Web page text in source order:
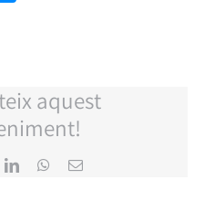
aquest
LinkedInWhatsApp
Correo